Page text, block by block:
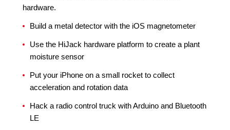
hardware.
Build a metal detector with the iOS magnetometer
Use the HiJack hardware platform to create a plant
moisture sensor
Put your iPhone on a small rocket to collect
acceleration and rotation data
Hack a radio control truck with Arduino and Bluetooth
LE